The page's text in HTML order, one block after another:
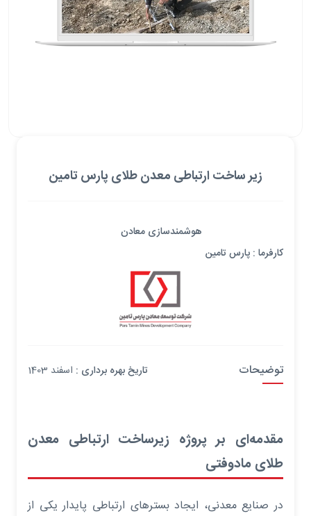
زیر ساخت ارتباطی معدن طلای پارس تامین
هوشمندسازی معادن
کارفرما : پارس تامین
توضیحات تاریخ بهره برداری : اسفند 1403
مقدمه‌ای بر پروژه زیرساخت ارتباطی معدن
طلای مادوفتی
در صنایع معدنی، ایجاد بسترهای ارتباطی پایدار یکی از